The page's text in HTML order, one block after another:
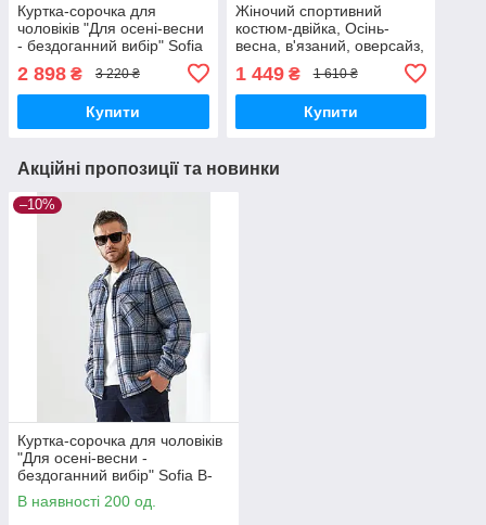
Куртка-сорочка для
чоловіків "Для осені-весни
- бездоганний вибір" Sofia
2 898 ₴ 3 220 ₴
Купити
Жіночий спортивний
костюм-двійка, Осінь-
весна, в'язаний, оверсайз,
светр-поло та штани Sofia
Н-03
1 449₴ 1 610 ₴
Купити
Акційні пропозиції та новинки
–10%
Куртка-сорочка для чоловіків
"Для осені-весни -
бездоганний вибір" Sofia B-
305
В наявності 200 од.